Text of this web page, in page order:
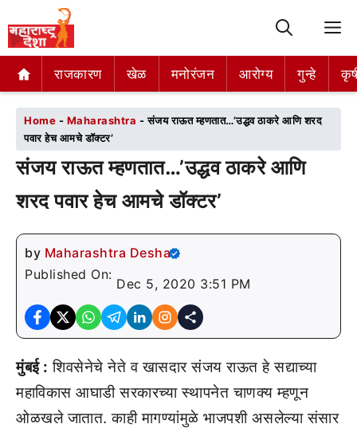
राजकारण खेळ मनोरंजन आरोग्य गुन्हे
राजकारण खेळ मनोरंजन आरोग्य गुन्हे
Home - Maharashtra -संजय राऊत म्हणतात…’उद्धव ठाकरे आणि शरद
पवार हेच आमचे डॉक्टर’
संजय राऊत म्हणतात…’उद्धव ठाकरे आणि
शरद पवार हेच आमचे डॉक्टर’
by Maharashtra Desha
Published On:
Dec 5, 2020 3:51 PM
मुंबई : शिवसेनेचे नेते व खासदार संजय राऊत हे सद्याच्या
महाविकास आघाडी सरकारच्या स्थापनेत चाणक्य म्हणून
ओळखले जातात. काही मागण्यांमुळे भाजपशी असलेल्या संसार